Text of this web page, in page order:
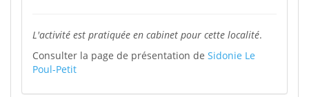
L'activité est pratiquée en cabinet pour cette localité.
Consulter la page de présentation de Sidonie Le
Poul-Petit